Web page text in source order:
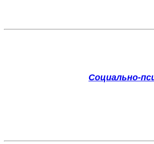
Социально-